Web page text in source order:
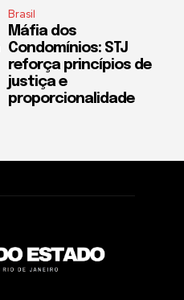
Brasil
Máfia dos
Condomínios: STJ
reforça princípios de
justiça e
proporcionalidade